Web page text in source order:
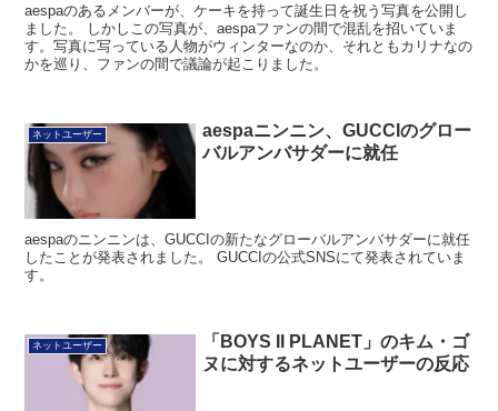
aespaのあるメンバーが、ケーキを持って誕生日を祝う写真を公開し
ました。 しかしこの写真が、aespaファンの間で混乱を招いていま
す。写真に写っている人物がウィンターなのか、それともカリナなの
かを巡り、ファンの間で議論が起こりました。
ネットユーザー
aespaニンニン、GUCCIのグロー
バルアンバサダーに就任
aespaのニンニンは、GUCCIの新たなグローバルアンバサダーに就任
したことが発表されました。 GUCCIの公式SNSにて発表されていま
す。
ネットユーザー
「BOYS II PLANET」のキム・ゴ
ヌに対するネットユーザーの反応